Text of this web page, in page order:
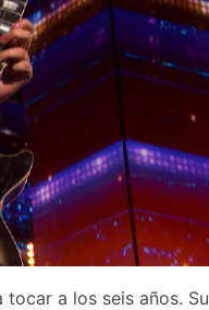
a los seis años. Su